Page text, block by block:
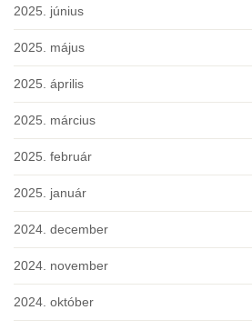
2025. június
2025. május
2025. április
2025. március
2025. február
2025. január
2024. december
2024. november
2024. október